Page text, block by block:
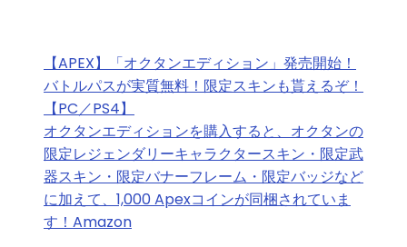
【APEX】「オクタンエディション」発売開始！
バトルパスが実質無料！限定スキンも貰えるぞ！
【PC／PS4】
オクタンエディションを購入すると、オクタンの
限定レジェンダリーキャラクタースキン・限定武
器スキン・限定バナーフレーム・限定バッジなど
に加えて、1,000 Apexコインが同梱されていま
す！Amazon